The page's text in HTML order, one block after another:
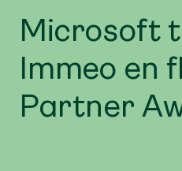
Microsoft
Immeo en
Partner